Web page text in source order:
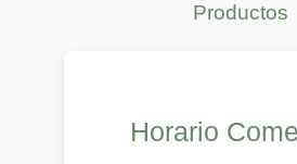
Productos
Horario